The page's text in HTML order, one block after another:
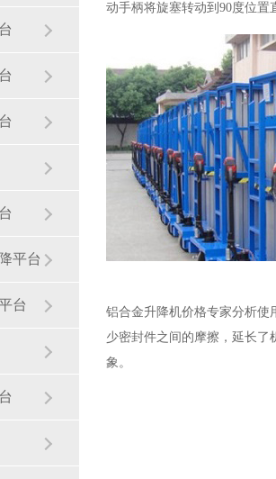
平台
台
动手柄将旋塞转动到90度位置
铝合金升降机价格专家分析使
少密封件之间的摩擦，延长
象。